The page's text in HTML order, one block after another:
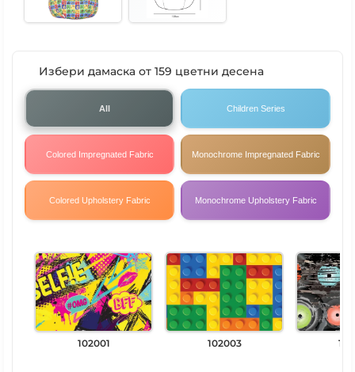
Избери дамаска от 159 цветни десена
All Children Series
Colored Impregnated Fabric Monochrome Impregnated Fabric
Colored Upholstery Fabric Monochrome Upholstery Fabric
102001 102003